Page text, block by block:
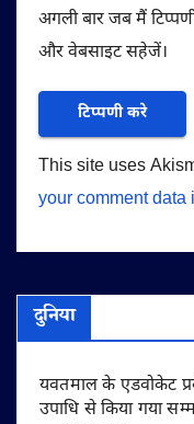
अगली बार जब मैं
और वेबसाइट सहेजें।
This site uses
your comment data
दुनिया
यवतमाल के एडवोकेट
उपाधि से किया गया